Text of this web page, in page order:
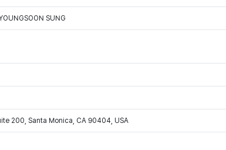
SUNG
200, Santa Monica, CA 90404, USA